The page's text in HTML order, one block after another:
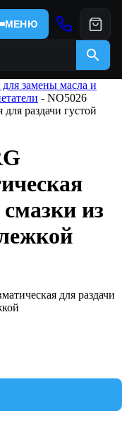
МЕНЮ
замены масла и
- NO5026
раздачи густой
из